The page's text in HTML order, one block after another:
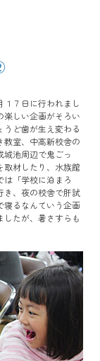
１７日に行われまし
楽しい企画がそろい
うど歯が生え変わる
教室、中高新校舎の
池周辺で鬼ごっ
取材したり、水族館
は「学校に泊まろ
き、夜の校舎で肝試
寝るなんていう企画
したが、暑さすらも